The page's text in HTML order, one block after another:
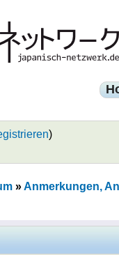
)
»Anmerkungen,